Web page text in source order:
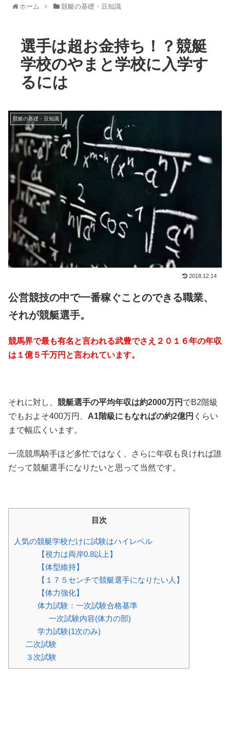
ホーム 競艇の基礎・豆知識
選手は超お金持ち！？競艇
学校のやまと学校に入学す
るには
競艇の基礎・豆知識
2018.12.14
公営競技の中で一番稼ぐことのできる職業、
それが競艇選手。
競馬界で最も有名と言われる武豊でさえ２０１６年の年収
は１億５千万円と言われています。
それに対し、 競艇選手の平均年収は約2000万円 でB2階級
でもおよそ400万円、 A1階級にもなればの約2億円 くらい
まで幅広くいます。
一流競馬騎手ほど多忙ではなく、さらに年収も良ければ誰
だって競艇選手になりたいと思って当然です。
目次
人気の競艇学校だけに試験はハイレベル
【視力は両岸0.8以上】
【体型維持】
【１７５センチで競艇選手になりたい人】
【体力強化】
体力試験：一次試験合格基準
一次試験内容(体力の部)
学力試験(1次のみ)
二次試験
３次試験